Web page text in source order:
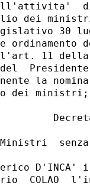
di
dei
30
ordinamento
11 della
la
dei
D'INCA'
COLAO